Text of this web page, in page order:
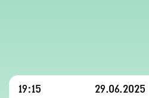
29.06.2025
19:15